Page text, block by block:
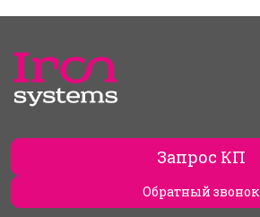
Запрос КП
Обратный звонок